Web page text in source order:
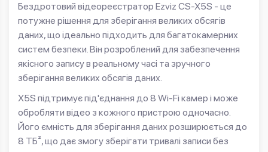
Бездротовий відеореєстратор Ezviz CS-X5S - це
потужне рішення для зберігання великих обсягів
даних, що ідеально підходить для багатокамерних
систем безпеки. Він розроблений для забезпечення
якісного запису в реальному часі та зручного
зберігання великих обсягів даних.
X5S підтримує під'єднання до 8 Wi-Fi камер і може
обробляти відео з кожного пристрою одночасно.
Його ємність для зберігання даних розширюється до
8 ТБ², що дає змогу зберігати тривалі записи без